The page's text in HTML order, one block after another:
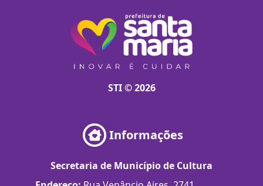
STI © 2026
Informações
Secretaria de Município de Cultura